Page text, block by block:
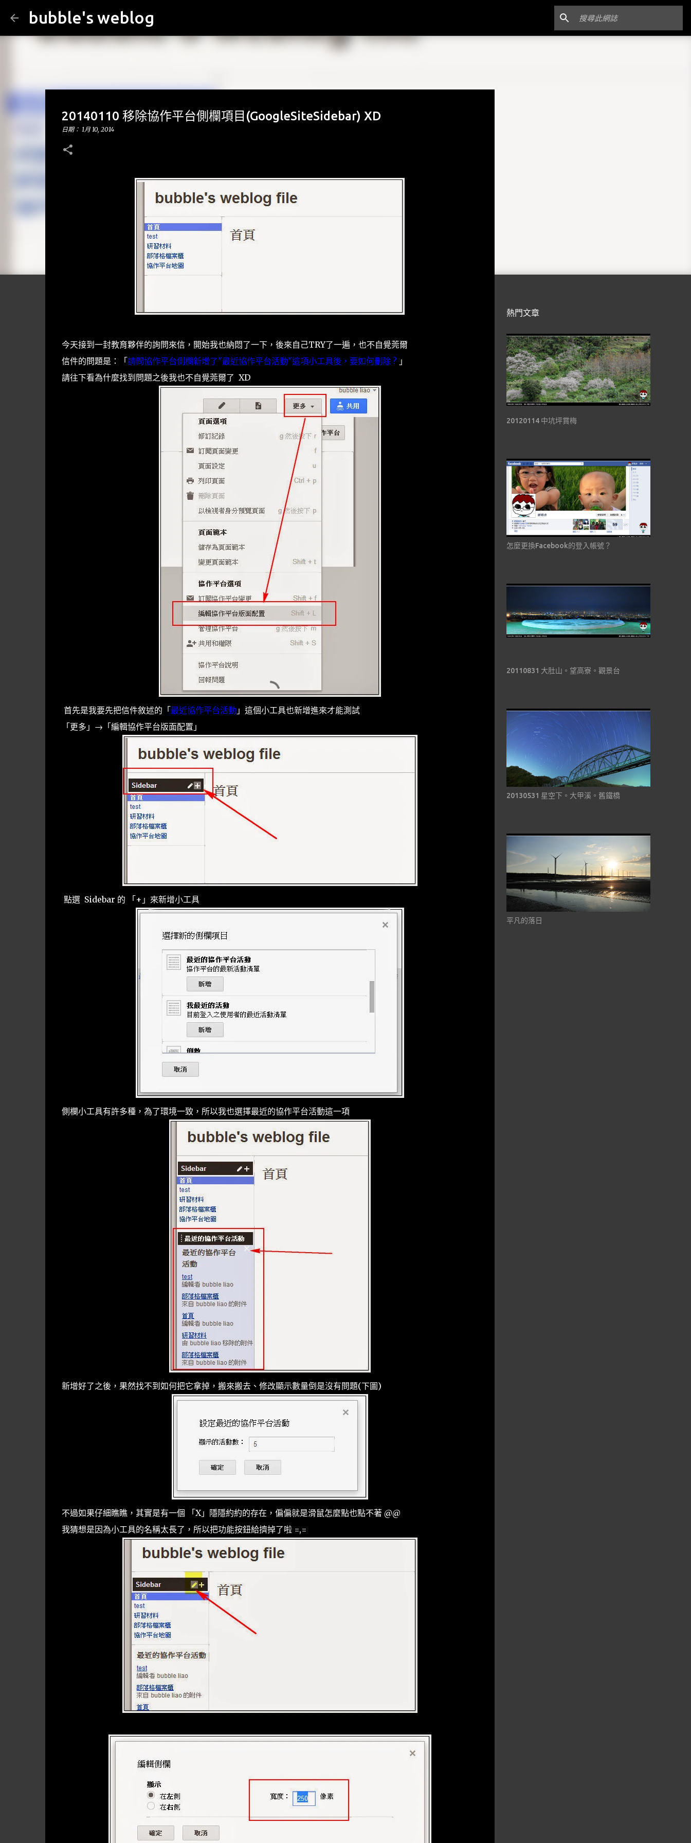
bubble's weblog
20140110 移除協作平台側欄項目(GoogleSiteSidebar) XD
日期： 1月 10, 2014
今天接到一封教育夥伴的詢問來信，開始我也納悶了一下，後來自己TRY了一遍，也不自覺莞爾
信件的問題是：「請問協作平台側欄新增了"最近協作平台活動"這項小工具後，要如何刪除 ? 」
請往下看為什麼找到問題之後我也不自覺莞爾了 XD
首先是我要先把信件敘述的「最近協作平台活動 」這個小工具也新增進來才能測試
「更多」→「編輯協作平台版面配置」
點選 Sidebar 的 「+」來新增小工具
側欄小工具有許多種，為了環境一致，所以我也選擇最近的協作平台活動這一項
新增好了之後，果然找不到如何把它拿掉，搬來搬去、修改顯示數量倒是沒有問題(下圖)
不過如果仔細瞧瞧，其實是有一個 「X」隱隱約約的存在，偏偏就是滑鼠怎麼點也點不著 @@
我猜想是因為小工具的名稱太長了，所以把功能按鈕給擠掉了啦 =,=
熱門文章
20120114 中坑坪賞梅
怎麼更換Facebook的登入帳號？
20110831 大肚山。望高寮。觀景台
20130531 星空下。大甲溪。舊鐵橋
平凡的落日